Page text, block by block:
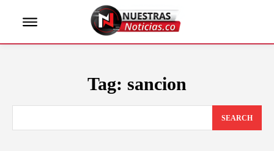
Tag: sancion
SEARCH